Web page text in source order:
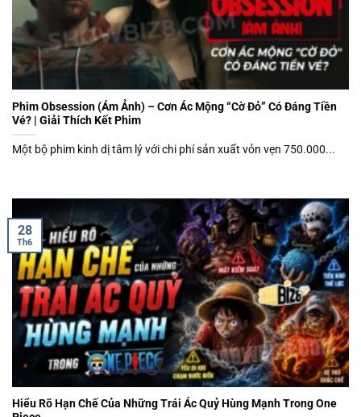
Phim Obsession (Ám Ảnh) – Cơn Ác Mộng “Cờ Đỏ” Có Đáng Tiền
Vé? | Giải Thích Kết Phim
Một bộ phim kinh dị tâm lý với chi phí sản xuất vỏn vẹn 750.000...
Hiểu Rõ Hạn Chế Của Những Trái Ác Quỷ Hùng Mạnh Trong One
28
Th6